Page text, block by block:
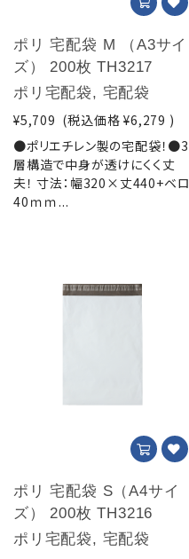
ポリ 宅配袋 M （A3サイ
ズ） 200枚 TH3217
ポリ宅配袋, 宅配袋
¥5,709 (税込価格 ¥6,279 )
●ポリエチレン製の宅配袋！●3
層構造で中身が透けにくく丈
夫！ 寸法：幅320×丈440+ベロ
40ｍｍ...
ポリ 宅配袋 S（A4サイ
ズ） 200枚 TH3216
ポリ宅配袋, 宅配袋